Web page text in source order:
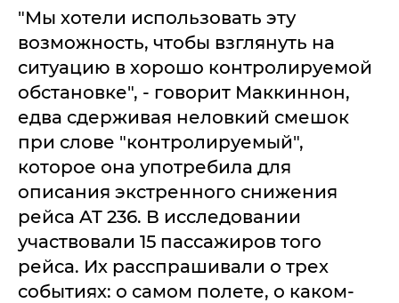
"Мы хотели использовать эту
возможность, чтобы взглянуть на
ситуацию в хорошо контролируемой
обстановке", - говорит Маккиннон,
едва сдерживая неловкий смешок
при слове "контролируемый",
которое она употребила для
описания экстренного снижения
рейса AT 236. В исследовании
участвовали 15 пассажиров того
рейса. Их расспрашивали о трех
событиях: о самом полете, о каком-